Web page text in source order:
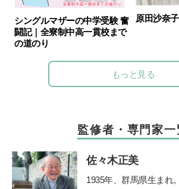
シングルマザーの中学受験 奮
闘記｜全寮制中高一貫校まで
の道のり
原田沙奈
もっと見る
監修者・専門家一
佐々木正美
1935年、群馬県生まれ